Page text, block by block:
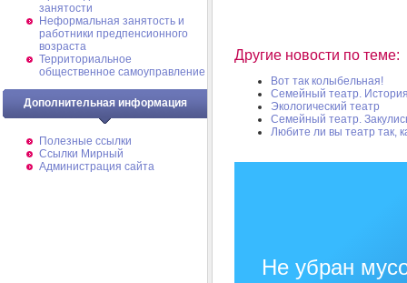
занятости
Неформальная занятость и
работники предпенсионного
возраста
Территориальное
общественное самоуправление
Дополнительная информация
Полезные ссылки
Ссылки Мирный
Администрация сайта
Другие новости по теме:
Вот так колыбельная!
Семейный театр.
Экологический театр
Семейный театр.
Любите ли вы театр так,
Не убран